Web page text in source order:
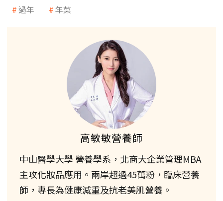
過年
年菜
高敏敏營養師
中山醫學大學 營養學系，北商大企業管理MBA
主攻化妝品應用。兩岸超過45萬粉，臨床營養
師，專長為健康減重及抗老美肌營養。